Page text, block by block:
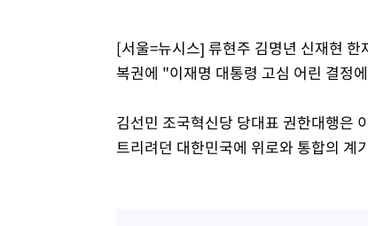
[서울=뉴시스] 류현주 김명년 신재현
복권에 "이재명 대통령 고심 어린 결정
김선민 조국혁신당 당대표 권한대행은
트리려던 대한민국에 위로와 통합의 계